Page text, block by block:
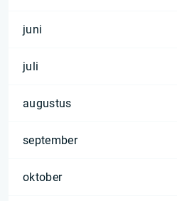
juni
juli
augustus
september
oktober